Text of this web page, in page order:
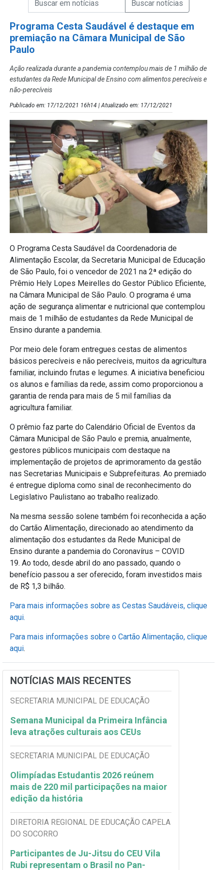
Programa Cesta Saudável é destaque em
premiação na Câmara Municipal de São
Paulo
Ação realizada durante a pandemia contemplou mais de 1 milhão de
estudantes da Rede Municipal de Ensino com alimentos perecíveis e
não-perecíveis
Publicado em: 17/12/2021 16h14 | Atualizado em: 17/12/2021
O Programa Cesta Saudável da Coordenadoria de
Alimentação Escolar, da Secretaria Municipal de Educação
de São Paulo, foi o vencedor de 2021 na 2ª edição do
Prêmio Hely Lopes Meirelles do Gestor Público Eficiente,
na Câmara Municipal de São Paulo. O programa é uma
ação de segurança alimentar e nutricional que contemplou
mais de 1 milhão de estudantes da Rede Municipal de
Ensino durante a pandemia.
Por meio dele foram entregues cestas de alimentos
básicos perecíveis e não perecíveis, muitos da agricultura
familiar, incluindo frutas e legumes. A iniciativa beneficiou
os alunos e famílias da rede, assim como proporcionou a
garantia de renda para mais de 5 mil famílias da
agricultura familiar.
O prêmio faz parte do Calendário Oficial de Eventos da
Câmara Municipal de São Paulo e premia, anualmente,
gestores públicos municipais com destaque na
implementação de projetos de aprimoramento da gestão
nas Secretarias Municipais e Subprefeituras. Ao premiado
é entregue diploma como sinal de reconhecimento do
Legislativo Paulistano ao trabalho realizado.
Na mesma sessão solene também foi reconhecida a ação
do Cartão Alimentação, direcionado ao atendimento da
alimentação dos estudantes da Rede Municipal de
Ensino durante a pandemia do Coronavírus – COVID
19. Ao todo, desde abril do ano passado, quando o
benefício passou a ser oferecido, foram investidos mais
de R$ 1,3 bilhão.
Para mais informações sobre as Cestas Saudáveis, clique
aqui.
Para mais informações sobre o Cartão Alimentação, clique
aqui.
NOTÍCIAS MAIS RECENTES
SECRETARIA MUNICIPAL DE EDUCAÇÃO
Semana Municipal da Primeira Infância
leva atrações culturais aos CEUs
SECRETARIA MUNICIPAL DE EDUCAÇÃO
Olimpíadas Estudantis 2026 reúnem
mais de 220 mil participações na maior
edição da história
DIRETORIA REGIONAL DE EDUCAÇÃO CAPELA
DO SOCORRO
Participantes de Ju-Jitsu do CEU Vila
Rubi representam o Brasil no Pan-